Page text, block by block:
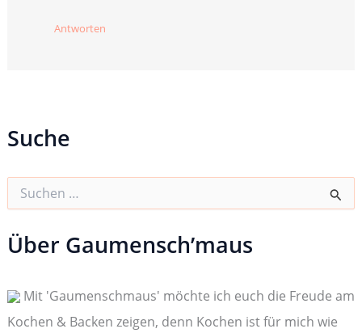
Antworten
Suche
h
e
a
h
Über Gaumensch’maus
Mit 'Gaumenschmaus' möchte ich euch die Freude am
Kochen & Backen zeigen, denn Kochen ist für mich wie